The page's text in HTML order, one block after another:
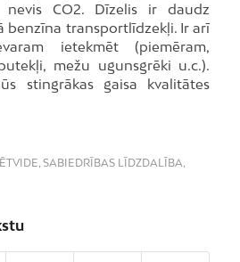
nevis CO2. Dīzelis ir daudz
benzīna transportlīdzekļi. Ir arī
ietekmēt (piemēram,
mežu ugunsgrēki u.c.).
stingrākas gaisa kvalitātes
, SABIEDRĪBAS LĪDZDALĪBA,